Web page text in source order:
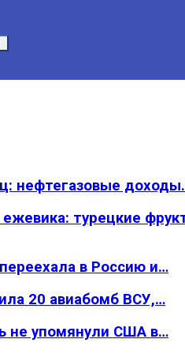
нефтегазовые
турецкие
в Россию и…
20 авиабомб ВСУ,…
не упомянули США в…